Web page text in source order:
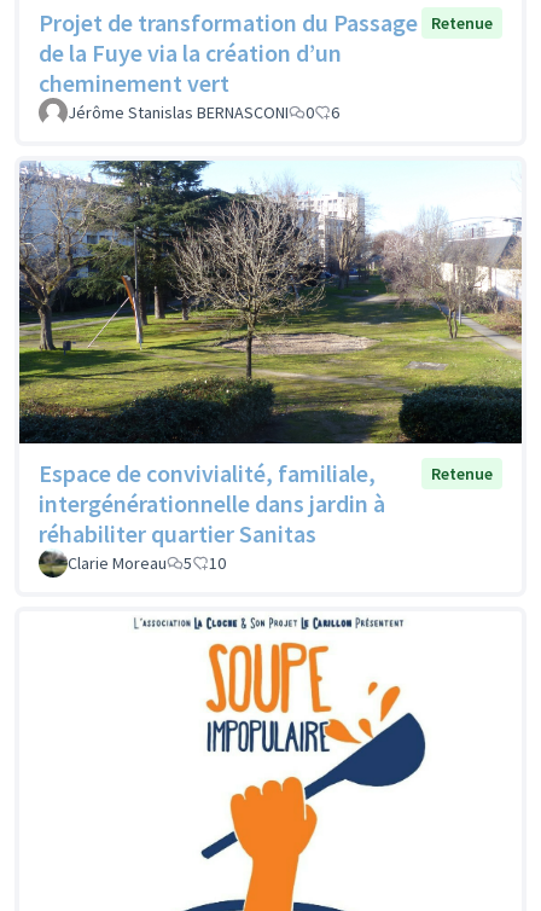
Projet de transformation du Passage
de la Fuye via la création d’un
cheminement vert
Retenue
Jérôme Stanislas BERNASCONI 0 6
Espace de convivialité, familiale,
intergénérationnelle dans jardin à
réhabiliter quartier Sanitas
Retenue
Clarie Moreau 5 10